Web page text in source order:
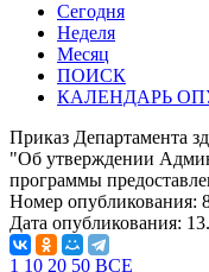
Сегодня
Неделя
Месяц
ПОИСК
КАЛЕНДАРЬ
Приказ Департамента
"Об утверждении
программы
Номер опубликования:
Дата опубликования:
1 10 20 50 ВСЕ